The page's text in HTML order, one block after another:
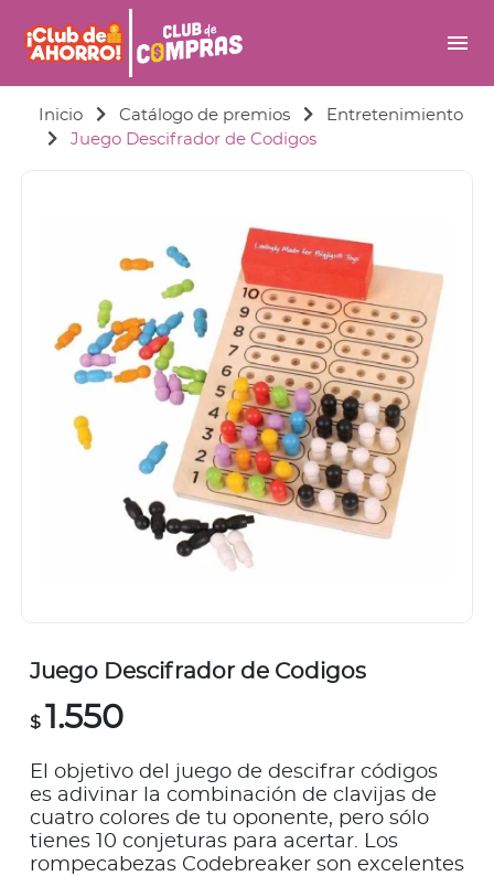
menu
Inicio Catálogo de premios
Entretenimiento
Juego Descifrador de Codigos
Juego Descifrador de Codigos
$ 1.550
El objetivo del juego de descifrar códigos
es adivinar la combinación de clavijas de
cuatro colores de tu oponente, pero sólo
tienes 10 conjeturas para acertar. Los
rompecabezas Codebreaker son excelentes